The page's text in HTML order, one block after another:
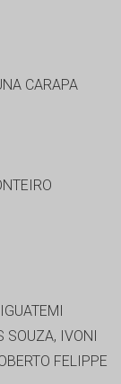
CARAPA
SOUZA, IVONI
FELIPPE